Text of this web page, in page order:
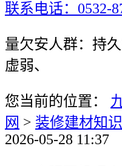
联系电话：0532-
量欠安人群：持
虚弱、
您当前的位置：
网 > 装修建材知识
2026-05-28 11:37